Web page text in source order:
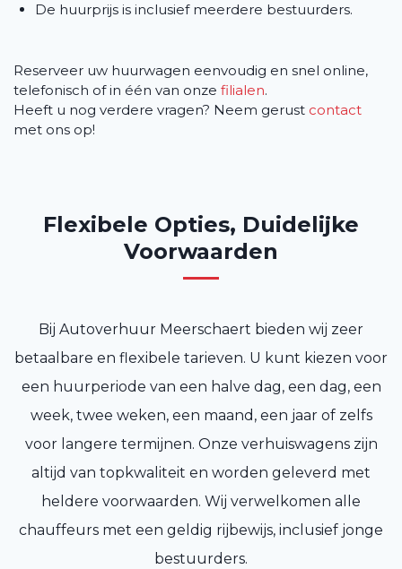
De huurprijs is inclusief meerdere bestuurders.
Reserveer uw huurwagen eenvoudig en snel online,
telefonisch of in één van onze filialen.
Heeft u nog verdere vragen? Neem gerust contact
met ons op!
Flexibele Opties, Duidelijke
Voorwaarden
Bij Autoverhuur Meerschaert bieden wij zeer
betaalbare en flexibele tarieven. U kunt kiezen voor
een huurperiode van een halve dag, een dag, een
week, twee weken, een maand, een jaar of zelfs
voor langere termijnen. Onze verhuiswagens zijn
altijd van topkwaliteit en worden geleverd met
heldere voorwaarden. Wij verwelkomen alle
chauffeurs met een geldig rijbewijs, inclusief jonge
bestuurders.